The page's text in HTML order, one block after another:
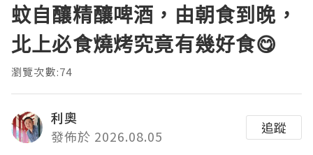
蚊自釀精釀啤酒，由朝食到晚，
北上必食燒烤究竟有幾好食😋
瀏覽次數:74
利奧
發佈於 2026.08.05
追蹤